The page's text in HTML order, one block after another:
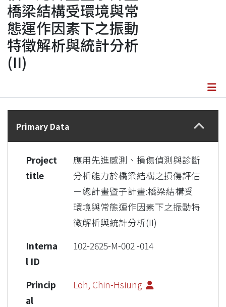
Statistics
橋梁結構受環境與常
態運作因素下之振動
特徵解析與統計分析
(II)
Details
Primary Data
Project
title
應用先進感測、損傷偵測與診斷
分析能力於橋梁結構之損傷評估
－總計畫暨子計畫:橋梁結構受
環境與常態運作因素下之振動特
徵解析與統計分析(II)
Interna
l ID
102-2625-M-002 -014
Princip
al
Loh, Chin-Hsiung